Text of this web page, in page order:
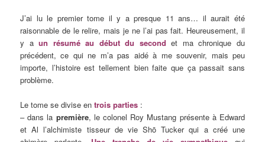
J’ai lu le premier tome il y a presque 11 ans… il aurait été
raisonnable de le relire, mais je ne l’ai pas fait. Heureusement, il
y aun résumé au début du second et ma chronique du
précédent, ce qui ne m’a pas aidé à me souvenir, mais peu
importe, l’histoire est tellement bien faite que ça passait sans
problème.
Le tome se divise entrois parties :
– dans la première, le colonel Roy Mustang présente à Edward
et Al l’alchimiste tisseur de vie Shō Tucker qui a créé une